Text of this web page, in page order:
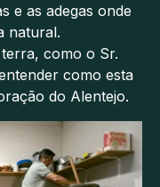
e as adegas onde
natural.
como o Sr.
como esta
do Alentejo.